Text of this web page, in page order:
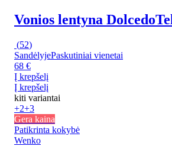
Vonios lentyna Dolcedo
(52)
SandėlyjePaskutiniai vienetai
68 €
Į krepšelį
Į krepšelį
kiti variantai
+2+3
Gera kaina
Patikrinta kokybė
Wenko